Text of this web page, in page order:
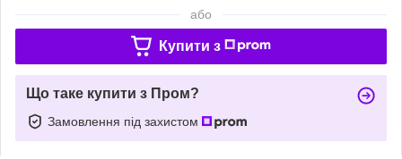
або
Купити з
Що таке купити з Пром?
Замовлення під захистом